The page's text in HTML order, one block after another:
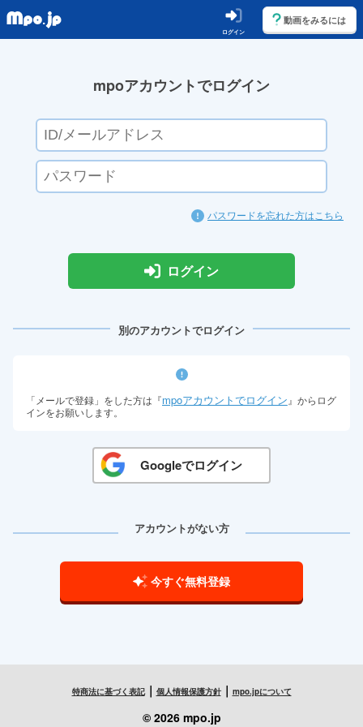
ログイン
動画をみるには
mpoアカウントでログイン
パスワードを忘れた方はこちら
ログイン
別のアカウントでログイン
「メールで登録」をした方は『mpoアカウントでログイン 』からログ
インをお願いします。
Googleでログイン
アカウントがない方
今すぐ無料登録
特商法に基づく表記｜ 個人情報保護方針｜ mpo.jpについて
© 2026 mpo.jp